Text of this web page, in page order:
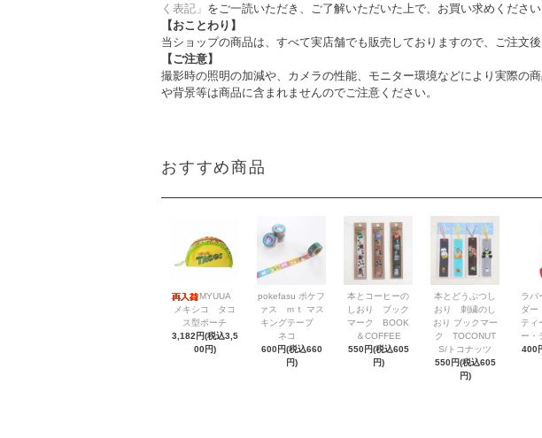
く表記」 をご一読いただき、ご了解いただいた上で、お買い求めください
【おことわり】
当ショップの商品は、すべて実店舗でも販売しておりますので、ご注文
【ご注意】
撮影時の照明の加減や、カメラの性能、モニター環境などにより実際の
や背景等は商品に含まれませんのでご注意ください。
おすすめ商品
MYUUA
メキシコ タコ
ス型ポーチ
3,182円(税込3,5
00円)
pokefasu ポケフ
ァス ｍｔ マス
キングテープ
ネコ
600円(税込660
円)
本とコーヒーの
しおり ブック
マーク BOOK
＆COFFEE
550円(税込605
円)
本とどうぶつし
おり 刺繍のし
おり ブックマー
ク TOCONUT
S/トコナッツ
550円(税込605
円)
ラバ
ダ
テ
ー・
400